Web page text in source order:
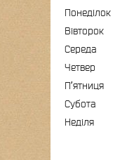
Понеділок
Вівторок
Середа
Четвер
Пʼятниця
Субота
Неділя